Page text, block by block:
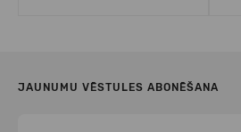
JAUNUMU VĒSTULES ABONĒŠANA